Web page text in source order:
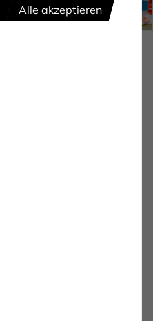
Alle akzeptieren